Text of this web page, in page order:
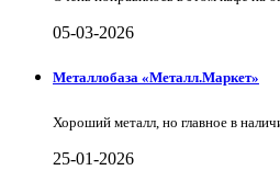
05-03-2026
Металлобаза «Металл.Маркет»
Хороший металл, но главное в
25-01-2026